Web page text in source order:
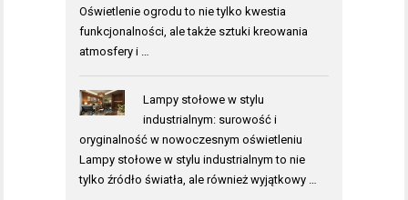
Oświetlenie ogrodu to nie tylko kwestia
funkcjonalności, ale także sztuki kreowania
atmosfery i …
Lampy stołowe w stylu
industrialnym: surowość i
oryginalność w nowoczesnym oświetleniu
Lampy stołowe w stylu industrialnym to nie
tylko źródło światła, ale również wyjątkowy …